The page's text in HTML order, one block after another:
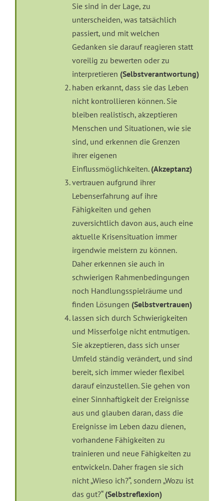
Sie sind in der Lage, zu
unterscheiden, was tatsächlich
passiert, und mit welchen
Gedanken sie darauf reagieren statt
voreilig zu bewerten oder zu
interpretieren (Selbstverantwortung)
haben erkannt, dass sie das Leben
nicht kontrollieren können. Sie
bleiben realistisch, akzeptieren
Menschen und Situationen, wie sie
sind, und erkennen die Grenzen
ihrer eigenen
Einflussmöglichkeiten. (Akzeptanz)
vertrauen aufgrund ihrer
Lebenserfahrung auf ihre
Fähigkeiten und gehen
zuversichtlich davon aus, auch eine
aktuelle Krisensituation immer
irgendwie meistern zu können.
Daher erkennen sie auch in
schwierigen Rahmenbedingungen
noch Handlungsspielräume und
finden Lösungen (Selbstvertrauen)
lassen sich durch Schwierigkeiten
und Misserfolge nicht entmutigen.
Sie akzeptieren, dass sich unser
Umfeld ständig verändert, und sind
bereit, sich immer wieder flexibel
darauf einzustellen. Sie gehen von
einer Sinnhaftigkeit der Ereignisse
aus und glauben daran, dass die
Ereignisse im Leben dazu dienen,
vorhandene Fähigkeiten zu
trainieren und neue Fähigkeiten zu
entwickeln. Daher fragen sie sich
nicht „Wieso ich?“, sondern „Wozu ist
das gut?“ (Selbstreflexion)